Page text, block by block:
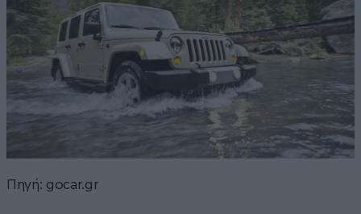
Πηγή: gocar.gr